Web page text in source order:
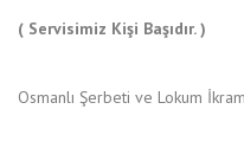
( Servisimiz Kişi Başıdır. )
Osmanlı Şerbeti ve Lokum